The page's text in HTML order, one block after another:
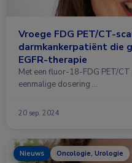
Vroege FDG PET/CT-
darmkankerpatiënt die
EGFR-therapie
Met een fluor-18-FDG PET/
eenmalige dosering …
20 sep. 2024
Nieuws Oncologie, Urologie